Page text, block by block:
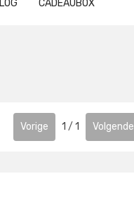
CADEAUBOX
Vorige 1 / 1 Volgende